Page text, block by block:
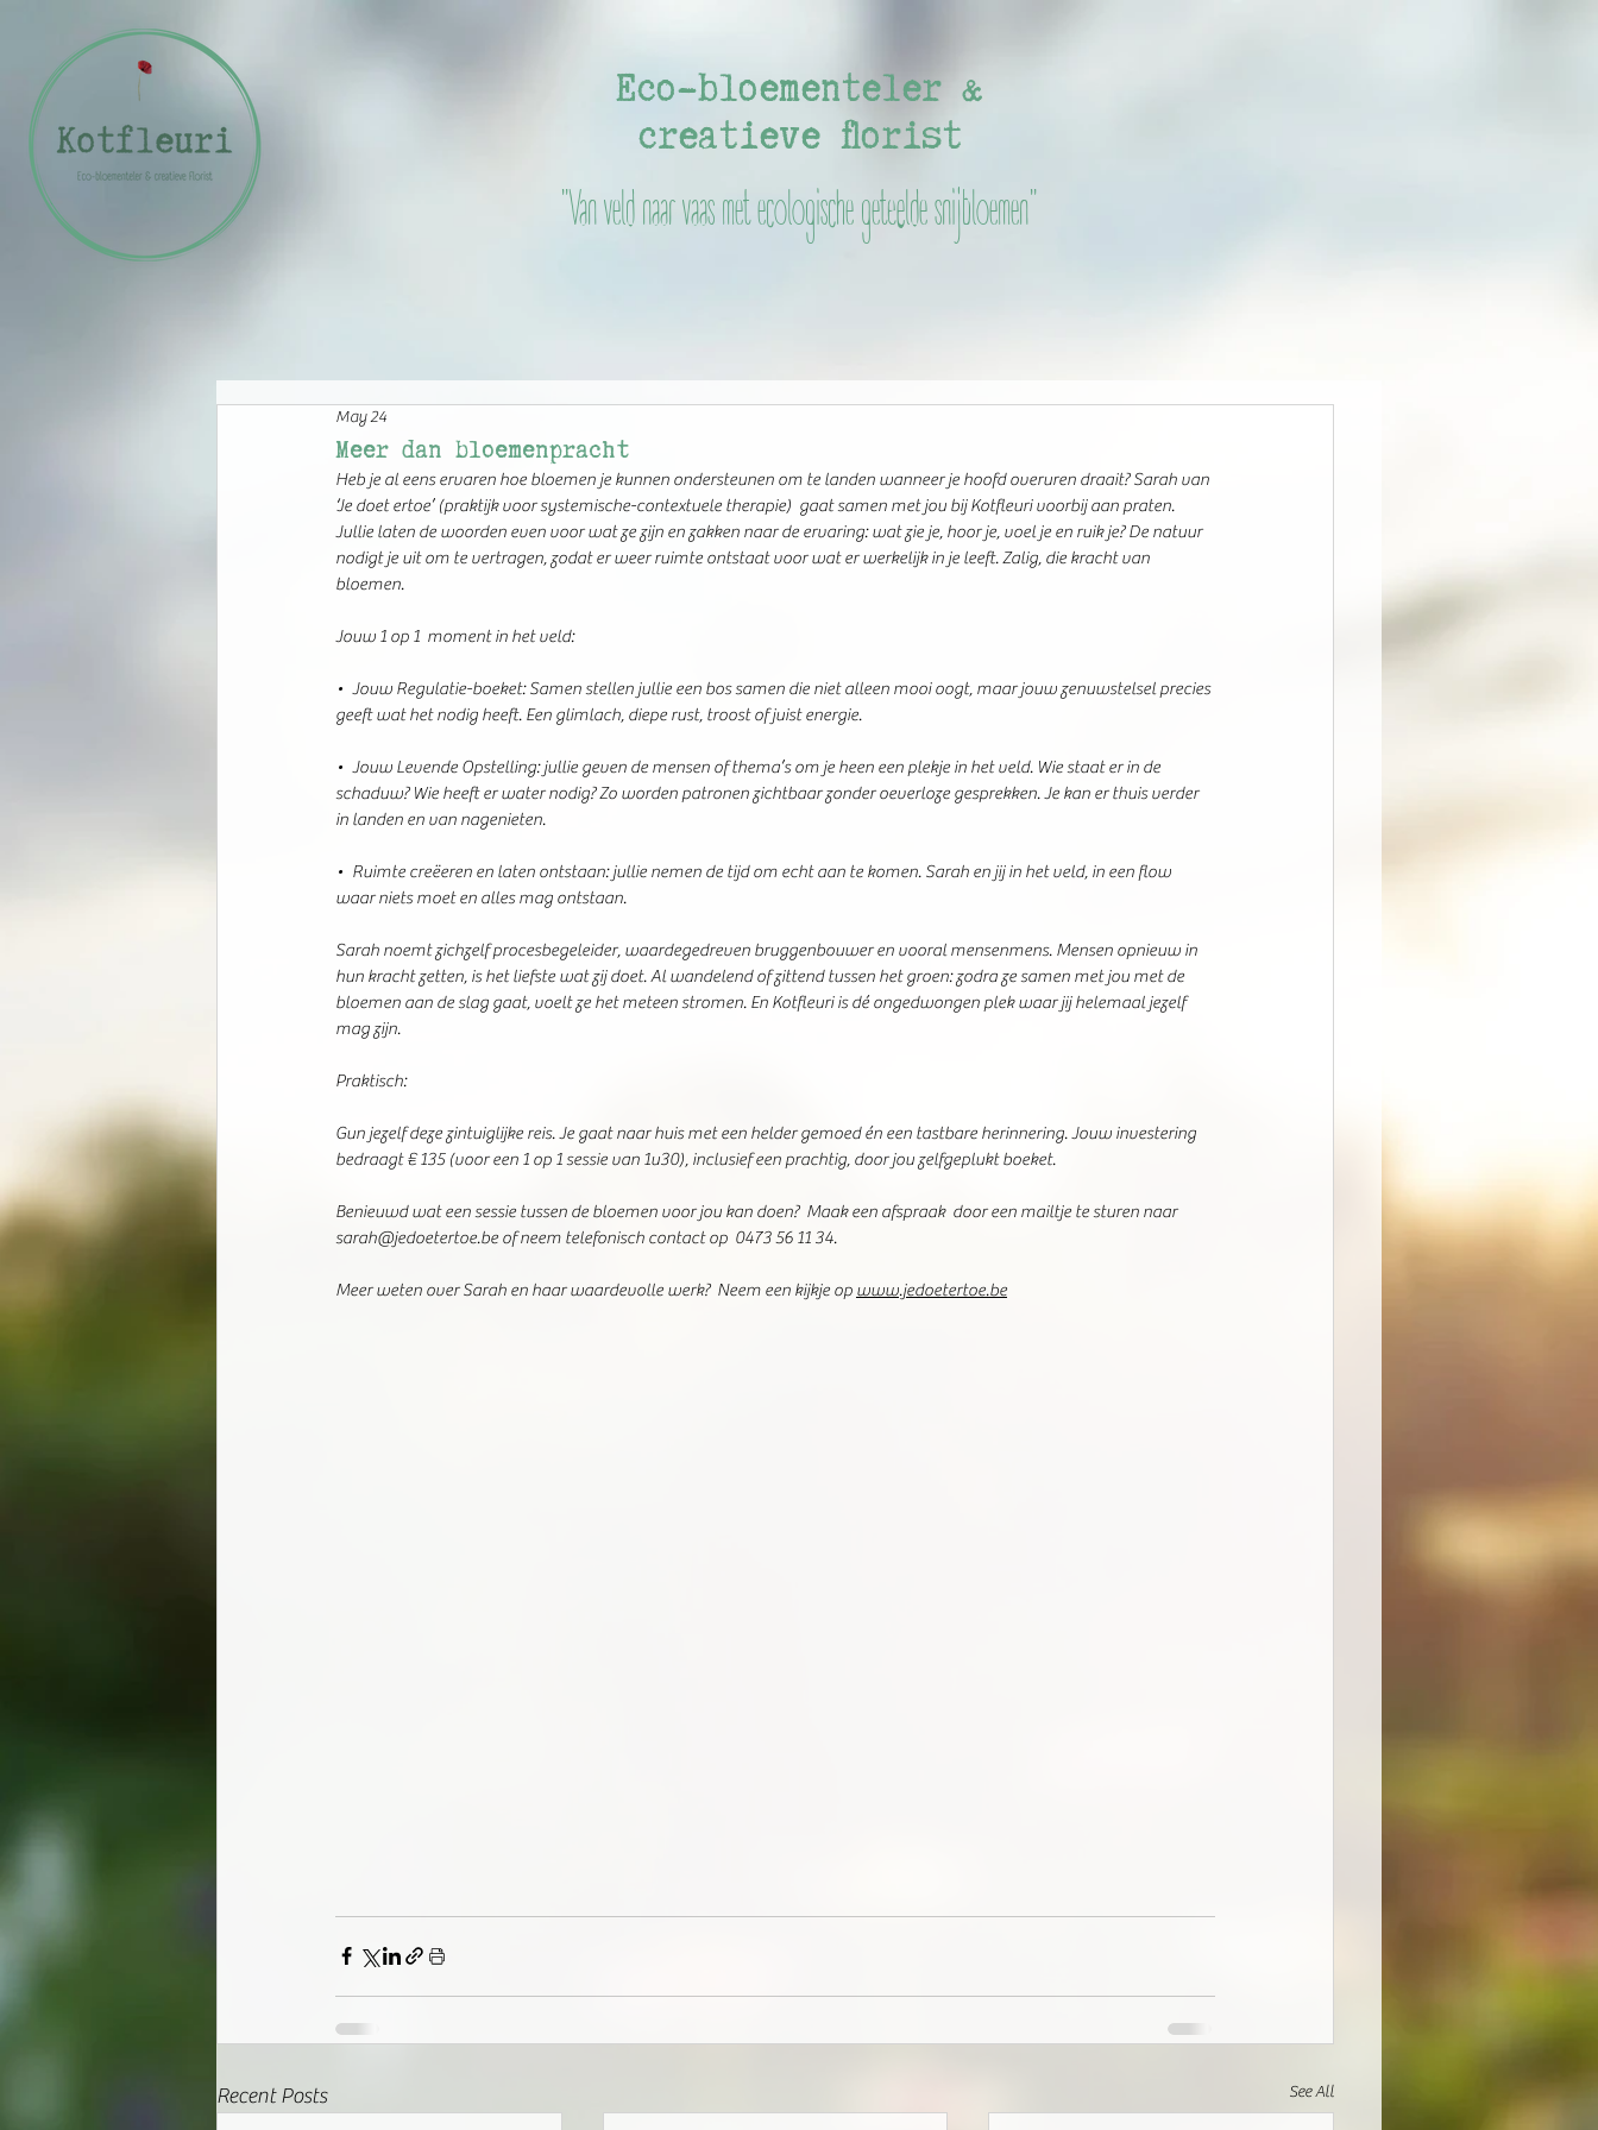
Eco-bloementeler &
creatieve florist
"Van veld naar vaas met ecologische geteelde snijbloemen"
Meer dan bloemenpracht
May 24
Heb je al eens ervaren hoe bloemen je kunnen ondersteunen om te landen wanneer je hoofd overuren draait? Sarah van
‘Je doet ertoe’ (praktijk voor systemische-contextuele therapie)  gaat samen met jou bij Kotfleuri voorbij aan praten.
Jullie laten de woorden even voor wat ze zijn en zakken naar de ervaring: wat zie je, hoor je, voel je en ruik je? De natuur
nodigt je uit om te vertragen, zodat er weer ruimte ontstaat voor wat er werkelijk in je leeft. Zalig, die kracht van
bloemen.
Jouw 1 op 1  moment in het veld:
•  Jouw Regulatie-boeket: Samen stellen jullie een bos samen die niet alleen mooi oogt, maar jouw zenuwstelsel precies
geeft wat het nodig heeft. Een glimlach, diepe rust, troost of juist energie.
•  Jouw Levende Opstelling: jullie geven de mensen of thema’s om je heen een plekje in het veld. Wie staat er in de
schaduw? Wie heeft er water nodig? Zo worden patronen zichtbaar zonder oeverloze gesprekken. Je kan er thuis verder
in landen en van nagenieten.
•  Ruimte creëeren en laten ontstaan: jullie nemen de tijd om echt aan te komen. Sarah en jij in het veld, in een flow
waar niets moet en alles mag ontstaan.
Sarah noemt zichzelf procesbegeleider, waardegedreven bruggenbouwer en vooral mensenmens. Mensen opnieuw in
hun kracht zetten, is het liefste wat zij doet. Al wandelend of zittend tussen het groen: zodra ze samen met jou met de
bloemen aan de slag gaat, voelt ze het meteen stromen. En Kotfleuri is dé ongedwongen plek waar jij helemaal jezelf
mag zijn.
Praktisch:
Gun jezelf deze zintuiglijke reis. Je gaat naar huis met een helder gemoed én een tastbare herinnering. Jouw investering
bedraagt € 135 (voor een 1 op 1 sessie van 1u30), inclusief een prachtig, door jou zelfgeplukt boeket.
Benieuwd wat een sessie tussen de bloemen voor jou kan doen?  Maak een afspraak  door een mailtje te sturen naar
sarah@jedoetertoe.be of neem telefonisch contact op  0473 56 11 34.
Meer weten over Sarah en haar waardevolle werk?  Neem een kijkje op www.jedoetertoe.be
Recent Posts See All